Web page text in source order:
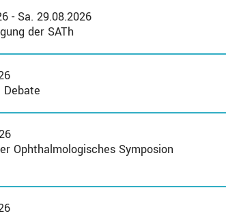
- Sa. 29.08.2026
der SATh
Debate
Ophthalmologisches Symposion